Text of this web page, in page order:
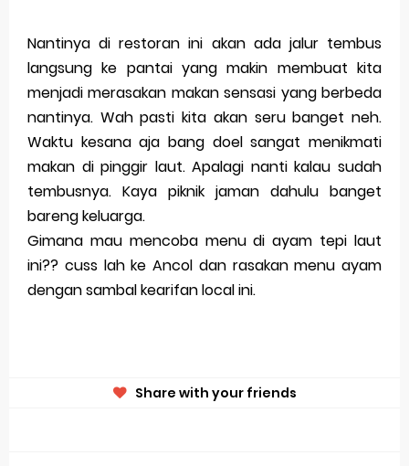
Nantinya di restoran ini akan ada jalur tembus
langsung ke pantai yang makin membuat kita
menjadi merasakan makan sensasi yang berbeda
nantinya. Wah pasti kita akan seru banget neh.
Waktu kesana aja bang doel sangat menikmati
makan di pinggir laut. Apalagi nanti kalau sudah
tembusnya. Kaya piknik jaman dahulu banget
bareng keluarga.
Gimana mau mencoba menu di ayam tepi laut
ini?? cuss lah ke Ancol dan rasakan menu ayam
dengan sambal kearifan local ini.
Share with your friends